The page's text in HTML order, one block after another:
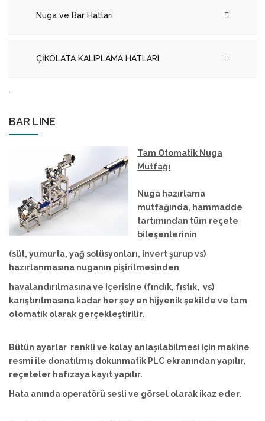
Nuga ve Bar Hatları
ÇİKOLATA KALIPLAMA HATLARI
BAR LINE
Tam Otomatik Nuga
Mutfağı
Nuga hazırlama
mutfağında, hammadde
tartımından tüm reçete
bileşenlerinin
(süt, yumurta, yağ solüsyonları, invert şurup vs)
hazırlanmasına nuganın pişirilmesinden
havalandırılmasına ve içerisine (fındık, fıstık, vs)
karıştırılmasına kadar her şey en hijyenik şekilde ve tam
otomatik olarak gerçekleştirilir.
Bütün ayarlar renkli ve kolay anlaşılabilmesi için makine
resmi ile donatılmış dokunmatik PLC ekranından yapılır,
reçeteler hafızaya kayıt yapılır.
Hata anında operatörü sesli ve görsel olarak ikaz eder.